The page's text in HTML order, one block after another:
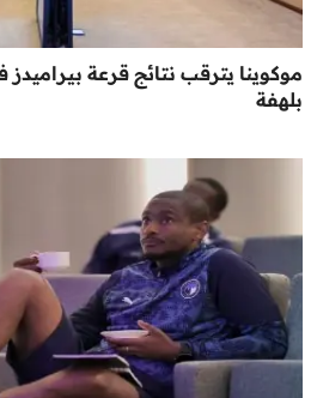
موكوينا يترقب نتائج قرعة
بلهفة